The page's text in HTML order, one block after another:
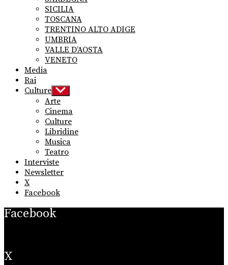
SICILIA
TOSCANA
TRENTINO ALTO ADIGE
UMBRIA
VALLE D’AOSTA
VENETO
Media
Rai
Culture Show
sub
menu
Arte
Cinema
Culture
Libridine
Musica
Teatro
Interviste
Newsletter
X
Facebook
Facebook
X